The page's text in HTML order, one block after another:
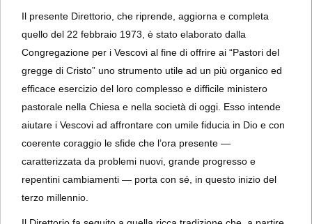
Il presente Direttorio, che riprende, aggiorna e completa
quello del 22 febbraio 1973, è stato elaborato dalla
Congregazione per i Vescovi al fine di offrire ai “Pastori del
gregge di Cristo” uno strumento utile ad un più organico ed
efficace esercizio del loro complesso e difficile ministero
pastorale nella Chiesa e nella società di oggi. Esso intende
aiutare i Vescovi ad affrontare con umile fiducia in Dio e con
coerente coraggio le sfide che l’ora presente —
caratterizzata da problemi nuovi, grande progresso e
repentini cambiamenti — porta con sé, in questo inizio del
terzo millennio.